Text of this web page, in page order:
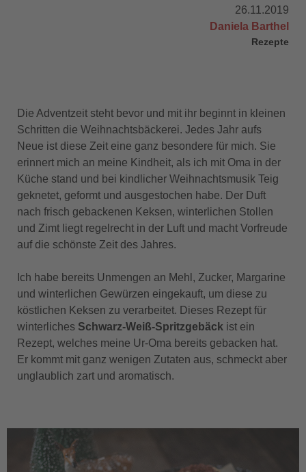
26.11.2019
Daniela Barthel
Rezepte
Die Adventzeit steht bevor und mit ihr beginnt in kleinen
Schritten die Weihnachtsbäckerei. Jedes Jahr aufs
Neue ist diese Zeit eine ganz besondere für mich. Sie
erinnert mich an meine Kindheit, als ich mit Oma in der
Küche stand und bei kindlicher Weihnachtsmusik Teig
geknetet, geformt und ausgestochen habe. Der Duft
nach frisch gebackenen Keksen, winterlichen Stollen
und Zimt liegt regelrecht in der Luft und macht Vorfreude
auf die schönste Zeit des Jahres.
Ich habe bereits Unmengen an Mehl, Zucker, Margarine
und winterlichen Gewürzen eingekauft, um diese zu
köstlichen Keksen zu verarbeitet. Dieses Rezept für
winterliches Schwarz-Weiß-Spritzgebäck ist ein
Rezept, welches meine Ur-Oma bereits gebacken hat.
Er kommt mit ganz wenigen Zutaten aus, schmeckt aber
unglaublich zart und aromatisch.